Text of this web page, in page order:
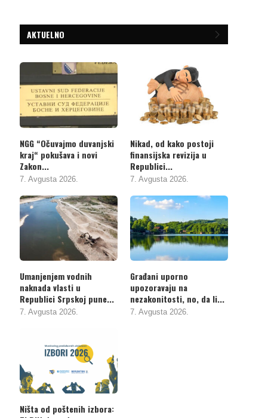
AKTUELNO
NGG “Očuvajmo duvanjski
kraj“ pokušava i novi
Zakon...
7. Avgusta 2026.
Nikad, od kako postoji
finansijska revizija u
Republici...
7. Avgusta 2026.
Umanjenjem vodnih
naknada vlasti u
Republici Srpskoj pune...
7. Avgusta 2026.
Građani uporno
upozoravaju na
nezakonitosti, no, da li...
7. Avgusta 2026.
Ništa od poštenih izbora: